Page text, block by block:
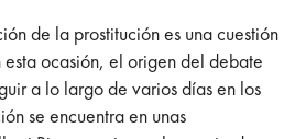
de la prostitución es una cuestión
esta ocasión, el origen del debate
a lo largo de varios días en los
se encuentra en unas